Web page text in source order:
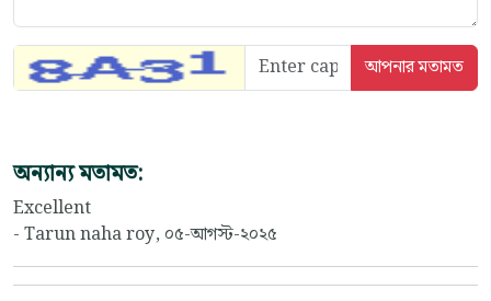
অন্যান্য মতামত:
Excellent
- Tarun naha roy, ০৫-আগস্ট-২০২৫